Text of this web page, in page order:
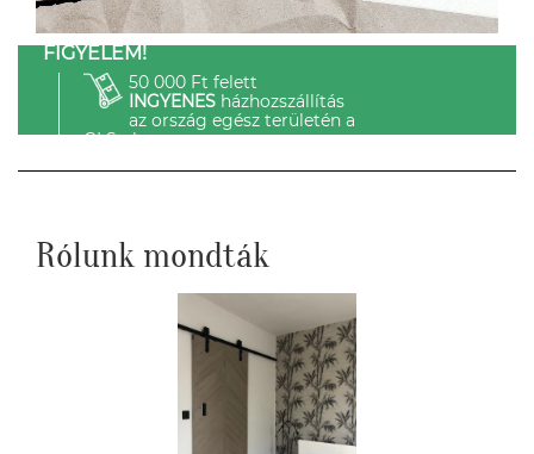
FIGYELEM!
50 000 Ft felett
INGYENESházhozszállítás
az ország egész területén a
GLS-el.
Rólunk mondták